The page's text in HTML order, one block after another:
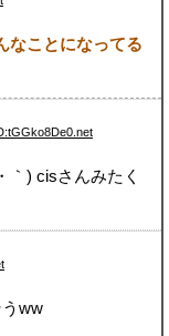
なことになってる
｀) cisさんみたく
ww